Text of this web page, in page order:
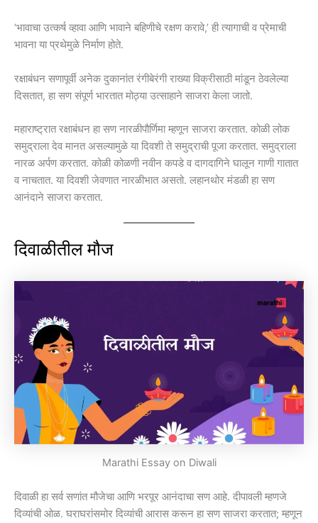
‘भावाचा उत्कर्ष व्हावा आणि भावाने बहिणीचे रक्षण करावे,’ ही त्यागाची व प्रेमाची
भावना या प्रथेमुळे निर्माण होते.
रक्षाबंधन सणापूर्वी अनेक दुकानांत रंगीबेरंगी राख्या विक्रीसाठी मांडून ठेवलेल्या
दिसतात, हा सण संपूर्ण भारतात मोठ्या उत्साहाने साजरा केला जातो.
महाराष्ट्रात रक्षाबंधन हा सण नारळीपौर्णिमा म्हणून साजरा करतात. कोळी लोक
समुद्राला देव मानत असल्यामुळे या दिवशी ते समुद्राची पूजा करतात. समुद्राला
नारळ अर्पण करतात. कोळी कोळणी नवीन कपडे व दागदागिने घालून गाणी गातात
व नाचतात. या दिवशी जेवणात नारळीभात असतो. लहानथोर मंडळी हा सण
आनंदाने साजरा करतात.
दिवाळीतील मौज
Marathi Essay on Diwali
दिवाळी हा सर्व सणांत मौजेचा आणि भरपूर आनंदाचा सण आहे. दीपावली म्हणजे
दिव्यांची ओळ. घराघरांसमोर दिव्यांची आरास करून हा सण साजरा करतात; म्हणून